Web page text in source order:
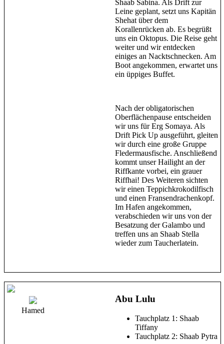
Shaab Sabina. Als Drift zur
Leine geplant, setzt uns Kapitän
Shehat über dem
Korallenrücken ab. Es begrüßt
uns ein Oktopus. Die Reise geht
weiter und wir entdecken
einiges an Nacktschnecken. Am
Boot angekommen, erwartet uns
ein üppiges Buffet.
Nach der obligatorischen
Oberflächenpause entscheiden
wir uns für Erg Somaya. Als
Drift Pick Up ausgeführt, gleiten
wir durch eine große Gruppe
Fledermausfische. Anschließend
kommt unser Hailight an der
Riffkante vorbei, ein grauer
Riffhai! Des Weiteren sichten
wir einen Teppichkrokodilfisch
und einen Fransendrachenkopf.
Im Hafen angekommen,
verabschieden wir uns von der
Besatzung der Galambo und
treffen uns an Shaab Stella
wieder zum Taucherlatein.
Hamed
Abu Lulu
Tauchplatz 1: Shaab
Tiffany
Tauchplatz 2: Shaab Pytra